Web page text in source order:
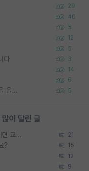
29
40
5
12
5
다 3
14
6
정보보안 연구하는 입장에선 식별가능한 사진을 올리는건 비추이긴함 5
이 달린 글
SSH 박사과정을 그만두고 지방대 박사로 옮기면 교수의 꿈은 끝일까요? 21
? 15
12
9